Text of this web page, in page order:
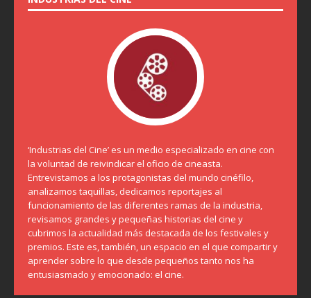
‘Industrias del Cine’ es un medio especializado en cine con
la voluntad de reivindicar el oficio de cineasta.
Entrevistamos a los protagonistas del mundo cinéfilo,
analizamos taquillas, dedicamos reportajes al
funcionamiento de las diferentes ramas de la industria,
revisamos grandes y pequeñas historias del cine y
cubrimos la actualidad más destacada de los festivales y
premios. Este es, también, un espacio en el que compartir y
aprender sobre lo que desde pequeños tanto nos ha
entusiasmado y emocionado: el cine.